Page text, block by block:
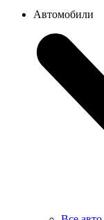
Автомобили